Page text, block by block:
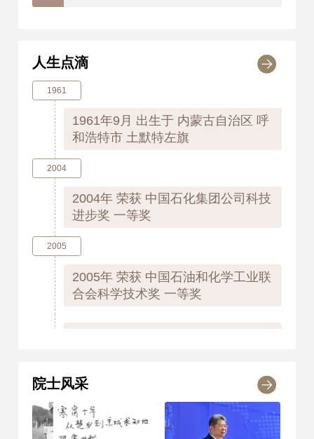
人生点滴
1961
1961年9月 出生于 内蒙古自治区 呼
和浩特市 土默特左旗
2004
2004年荣获 中国石化集团公司科技
进步奖 一等奖
2005
2005年荣获 中国石油和化学工业联
合会科学技术奖 一等奖
2006
2006年
荣获 国家科学技术进步
奖 一等奖
院士风采